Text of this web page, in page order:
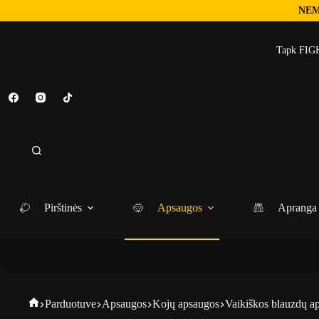
Tapk
Pirštinės Apsaugos Apranga
Parduotuve Apsaugos Kojų apsaugos Vaikiškos blauzdų